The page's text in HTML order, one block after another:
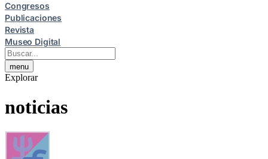
Congresos
Publicaciones
Revista
Museo Digital
menu
Explorar
noticias